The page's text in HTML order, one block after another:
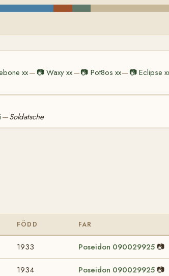
xx— 📷Waxy xx—📷 Pot8os xx— 📷Eclipse
—Soldatsche
FÖDD FAR
1933 Poseidon 090029925 📷
1934 Poseidon 090029925 📷